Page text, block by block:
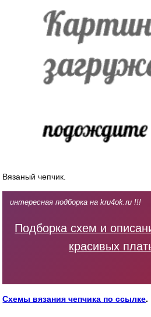
Вязаный чепчик.
интересная подборка на kru4ok.ru !!!
Подборка схем и
красивых
Схемы вязания чепчика по ссылке.